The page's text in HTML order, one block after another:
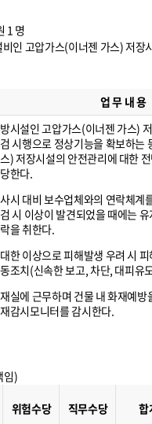
1 명
인 고압가스(이너젠 가스) 저장
업 무 내 용
시설인 고압가스(이너젠 가스)
시행으로 정상기능을 확보하는
) 저장시설의 안전관리에 대한
한다.
시 대비 보수업체와의 연락체계
시 이상이 발견되었을 때에는
을 취한다.
한 이상으로 피해발생 우려 시
조치(신속한 보고, 차단, 대피유
실에 근무하며 건물 내 화재예방
감시모니터를 감시한다.
임)
위험수당 직무수당 합